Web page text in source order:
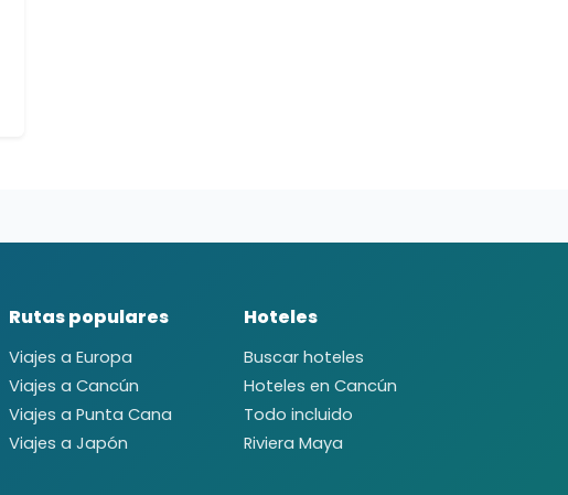
Rutas populares
Viajes a Europa
Viajes a Cancún
Viajes a Punta Cana
Viajes a Japón
Hoteles
Buscar hoteles
Hoteles en Cancún
Todo incluido
Riviera Maya